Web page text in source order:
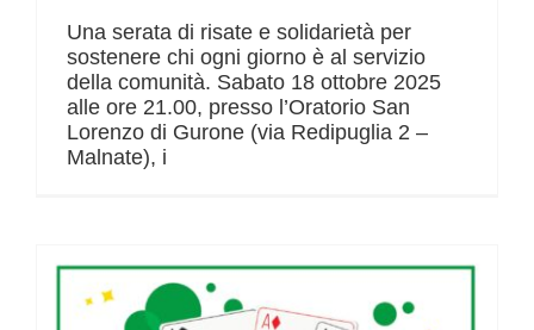
Una serata di risate e solidarietà per
sostenere chi ogni giorno è al servizio
della comunità. Sabato 18 ottobre 2025
alle ore 21.00, presso l’Oratorio San
Lorenzo di Gurone (via Redipuglia 2 –
Malnate), i